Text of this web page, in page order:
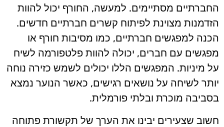
החברתיים מסתיימים. למעשה, החורף יכול להוות
הזדמנות מצוינת לפיתוח קשרים חברתיים חדשים.
הכנה למפגשים חברתיים, כמו מסיבות חורף או
מפגשים עם חברים, יכולה להוות פלטפורמה לשיח
על מיניות. המפגשים הללו יכולים לשמש כזירה נוחה
יותר לשיחה על נושאים רגישים, כאשר הנוער נמצא
בסביבה מוכרת ובלתי פורמלית.
חשוב שצעירים יבינו את הערך של תקשורת פתוחה